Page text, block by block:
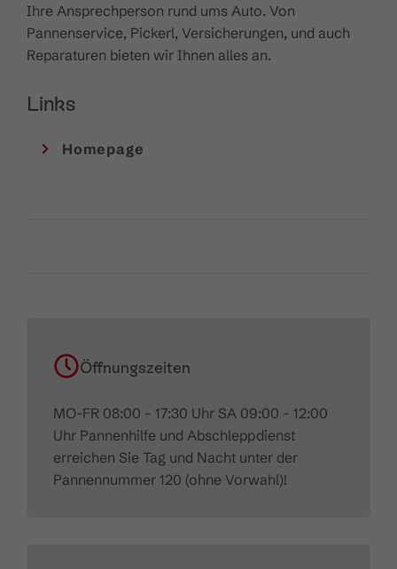
Ihre Ansprechperson rund ums Auto. Von
Pannenservice, Pickerl, Versicherungen, und auch
Reparaturen bieten wir Ihnen alles an.
Links
Homepage
Öffnungszeiten
MO-FR 08:00 - 17:30 Uhr SA 09:00 - 12:00
Uhr Pannenhilfe und Abschleppdienst
erreichen Sie Tag und Nacht unter der
Pannennummer 120 (ohne Vorwahl)!